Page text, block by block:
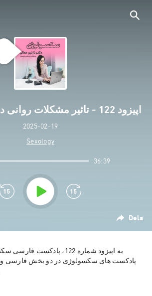
اپیزود 122 - تاثیر مشکلات روانی در رابطه جنسی
2025-02-19
Sexology
Dela
36:39
به اپیزود شماره 122،
پادکست های سکسولوژی در دو بخش فارسی و